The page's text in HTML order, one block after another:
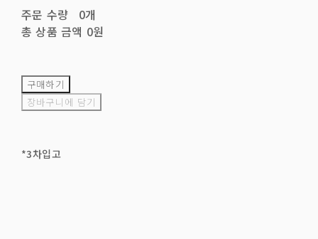
주문 수량
0개
총 상품 금액 0원
구매하기
장바구니에 담기
*3차입고